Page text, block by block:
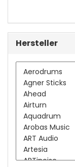
Hersteller